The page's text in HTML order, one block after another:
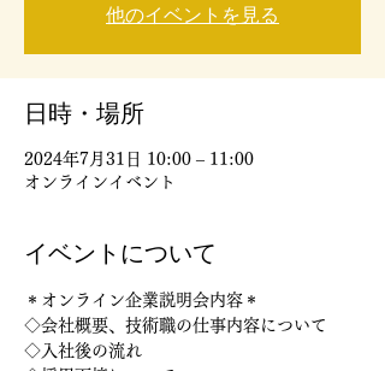
他のイベントを見る
日時・場所
2024年7月31日 10:00 – 11:00
オンラインイベント
イベントについて
＊オンライン企業説明会内容＊
◇会社概要、技術職の仕事内容について
◇入社後の流れ